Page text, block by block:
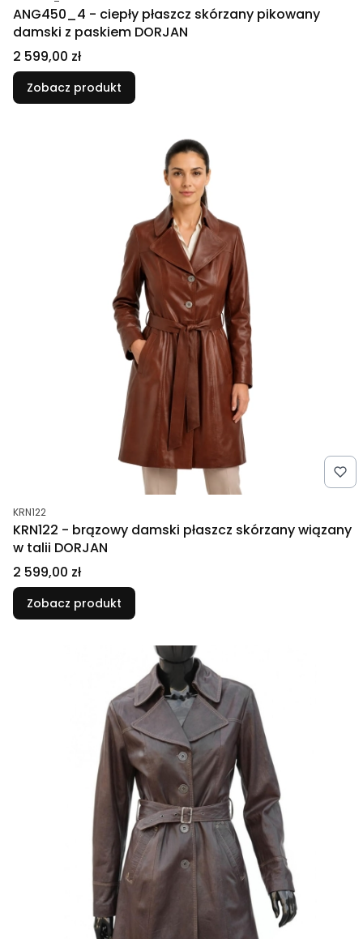
ANG450_4 - ciepły płaszcz skórzany pikowany
damski z paskiem DORJAN
Cena
2 599,00 zł
Zobacz produkt
Kod produktu
KRN122
KRN122 - brązowy damski płaszcz skórzany wiązany
w talii DORJAN
Cena
2 599,00 zł
Zobacz produkt